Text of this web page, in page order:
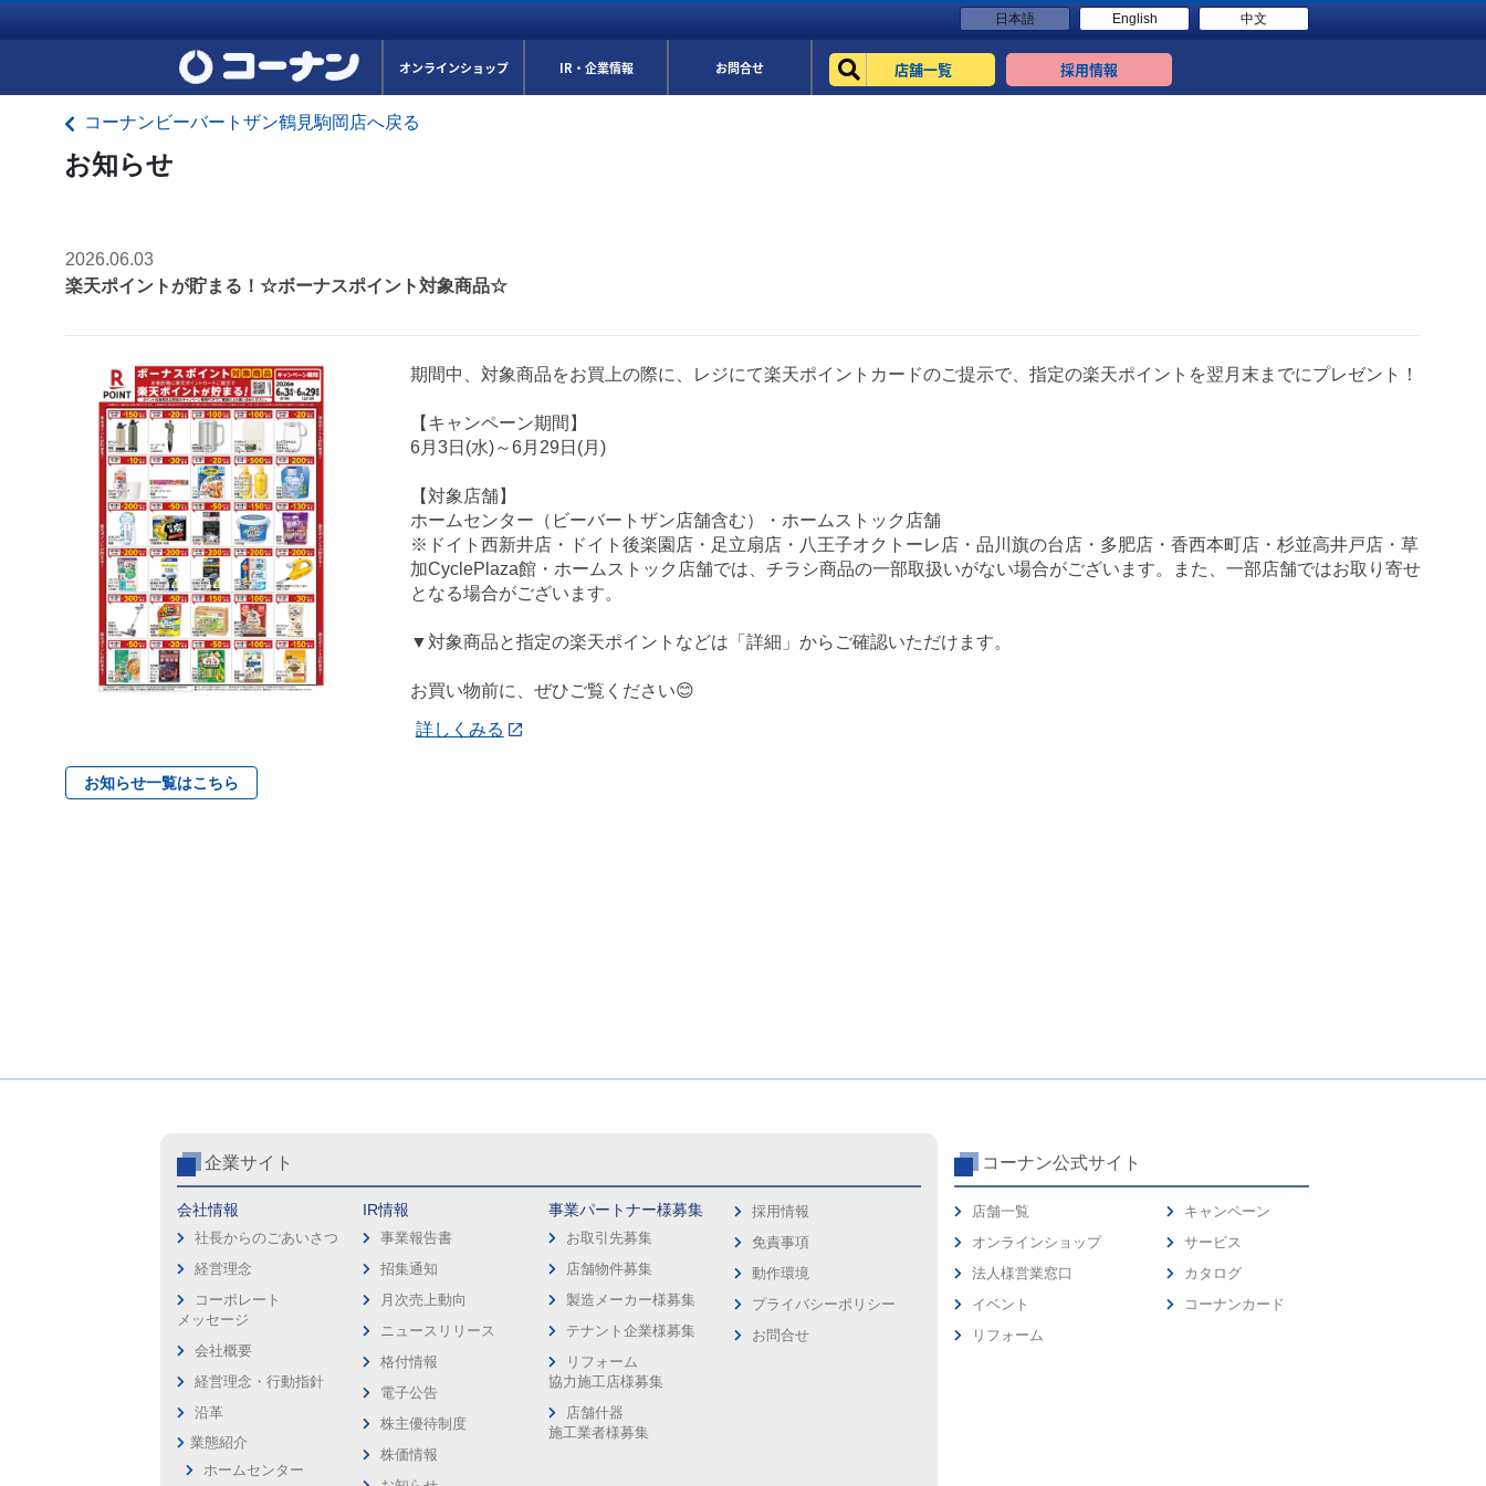
日本語 English 中文
オンラインショップ IR・企業情報 お問合せ 店舗一覧 採用情報
コーナンビーバートザン鶴見駒岡店へ戻る
お知らせ
2026.06.03
楽天ポイントが貯まる！☆ボーナスポイント対象商品☆
期間中、対象商品をお買上の際に、レジにて楽天ポイントカードのご提示で、指定の楽天ポイントを翌月末までにプレゼント！
【キャンペーン期間】
6月3日(水)～6月29日(月)
【対象店舗】
ホームセンター（ビーバートザン店舗含む）・ホームストック店舗
※ドイト西新井店・ドイト後楽園店・足立扇店・八王子オクトーレ店・品川旗の台店・多肥店・香西本町店・杉並高井戸店・草
加CyclePlaza館・ホームストック店舗では、チラシ商品の一部取扱いがない場合がございます。また、一部店舗ではお取り寄せ
となる場合がございます。
▼対象商品と指定の楽天ポイントなどは「詳細」からご確認いただけます。
お買い物前に、ぜひご覧ください😊
詳しくみる
お知らせ一覧はこちら
企業サイト
会社情報
社長からのごあいさつ
経営理念
コーポレート
メッセージ
会社概要
経営理念・行動指針
沿革
業態紹介
ホームセンター
IR情報
事業報告書
招集通知
月次売上動向
ニュースリリース
格付情報
電子公告
株主優待制度
株価情報
事業パートナー様募集
お取引先募集
店舗物件募集
製造メーカー様募集
テナント企業様募集
リフォーム
協力施工店様募集
店舗什器
施工業者様募集
採用情報
免責事項
動作環境
プライバシーポリシー
お問合せ
コーナン公式サイト
店舗一覧
オンラインショップ
法人様営業窓口
イベント
リフォーム
キャンペーン
サービス
カタログ
コーナンカード